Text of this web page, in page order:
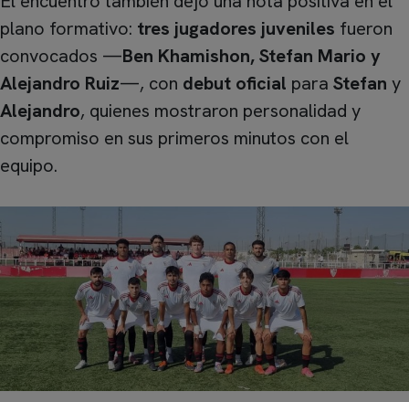
plano formativo: tres jugadores juveniles fueron
convocados —Ben Khamishon, Stefan Mario y
Alejandro Ruiz—, con debut oficial para Stefan y
Alejandro, quienes mostraron personalidad y
compromiso en sus primeros minutos con el
equipo.